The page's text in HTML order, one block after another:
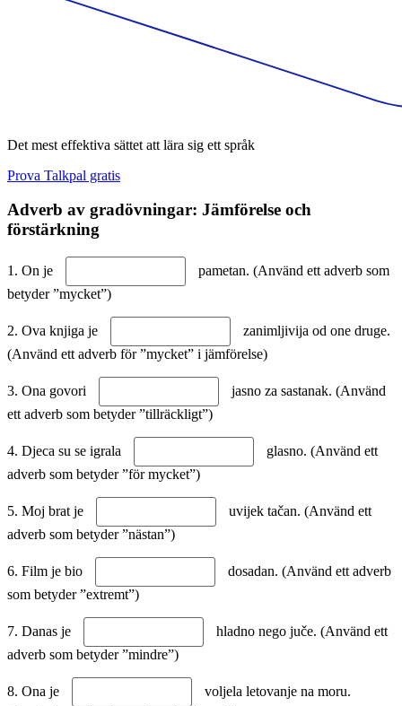
Det mest effektiva sättet att lära sig ett språk
Prova Talkpal gratis
Adverb av gradövningar: Jämförelse och
förstärkning
1. On je
pametan. (Använd ett adverb som
betyder ”mycket”)
2. Ova knjiga je
zanimljivija od one druge.
(Använd ett adverb för ”mycket” i jämförelse)
3. Ona govori
jasno za sastanak. (Använd
ett adverb som betyder ”tillräckligt”)
4. Djeca su se igrala
glasno. (Använd ett
adverb som betyder ”för mycket”)
5. Moj brat je
uvijek tačan. (Använd ett
adverb som betyder ”nästan”)
6. Film je bio
dosadan. (Använd ett adverb
som betyder ”extremt”)
7. Danas je
hladno nego juče. (Använd ett
adverb som betyder ”mindre”)
8. Ona je
voljela letovanje na moru.